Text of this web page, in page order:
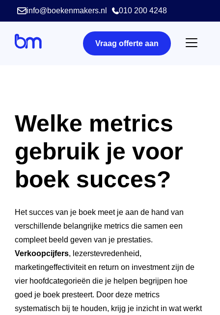
info@boekenmakers.nl 010 200 4248
Vraag offerte aan
Welke metrics
gebruik je voor
boek succes?
Het succes van je boek meet je aan de hand van
verschillende belangrijke metrics die samen een
compleet beeld geven van je prestaties.
Verkoopcijfers, lezerstevredenheid,
marketingeffectiviteit en return on investment zijn de
vier hoofdcategorieën die je helpen begrijpen hoe
goed je boek presteert. Door deze metrics
systematisch bij te houden, krijg je inzicht in wat werkt